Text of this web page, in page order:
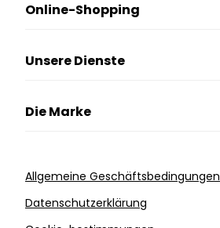
Online-Shopping
Unsere Dienste
Die Marke
Allgemeine Geschäftsbedingungen
Datenschutzerklärung